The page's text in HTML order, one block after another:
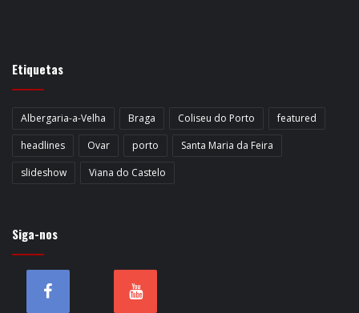
Etiquetas
Albergaria-a-Velha Braga Coliseu do Porto
featured
headlines
Ovar porto
Santa Maria da Feira
slideshow
Viana do Castelo
Siga-nos